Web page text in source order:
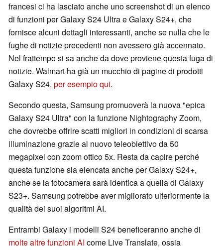
francesi ci ha lasciato anche uno screenshot di un elenco
di funzioni per Galaxy S24 Ultra e Galaxy S24+, che
fornisce alcuni dettagli interessanti, anche se nulla che le
fughe di notizie precedenti non avessero già accennato.
Nel frattempo si sa anche da dove proviene questa fuga di
notizie. Walmart ha già un mucchio di pagine di prodotti
Galaxy S24, per esempio qui.
Secondo questa, Samsung promuoverà la nuova "epica
Galaxy S24 Ultra" con la funzione Nightography Zoom,
che dovrebbe offrire scatti migliori in condizioni di scarsa
illuminazione grazie al nuovo teleobiettivo da 50
megapixel con zoom ottico 5x. Resta da capire perché
questa funzione sia elencata anche per Galaxy S24+,
anche se la fotocamera sarà identica a quella di Galaxy
S23+. Samsung potrebbe aver migliorato ulteriormente la
qualità dei suoi algoritmi AI.
Entrambi Galaxy i modelli S24 beneficeranno anche di
molte altre funzioni AI come Live Translate, ossia